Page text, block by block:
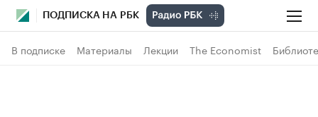
ПОДПИСКА НА РБК
В подписке Материалы Лекции The Economist